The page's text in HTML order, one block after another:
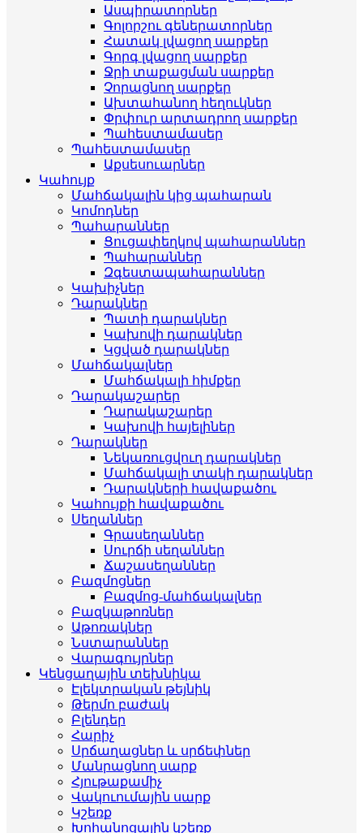
Ասպիրատորներ
Գոլորշու գեներատորներ
Հատակ լվացող սարքեր
Գորգ լվացող սարքեր
Ջրի տաքացման սարքեր
Չորացնող սարքեր
Ախտահանող հեղուկներ
Փրփուր արտադրող սարքեր
Պահեստամասեր
Պահեստամասեր
Աքսեսուարներ
Կահույք
Մահճակալին կից պահարան
Կոմոդներ
Պահարաններ
Ցուցափեղկով պահարաններ
Պահարաններ
Զգեստապահարաններ
Կախիչներ
Դարակներ
Պատի դարակներ
Կախովի դարակներ
Կցված դարակներ
Մահճակալներ
Մահճակալի հիմքեր
Դարակաշարեր
Դարակաշարեր
Կախովի հայելիներ
Դարակներ
Նեկառուցվուղ դարակներ
Մահճակալի տակի դարակներ
Դարակների հավաքածու
Կահույքի հավաքածու
Սեղաններ
Գրասեղաններ
Սուրճի սեղաններ
Ճաշասեղաններ
Բազմոցներ
Բազմոց-մահճակալներ
Բազկաթոռներ
Աթոռակներ
Նստարաններ
Վարագույրներ
Կենցաղային տեխնիկա
Էլեկտրական թեյնիկ
Թերմո բաժակ
Բլենդեր
Հարիչ
Սրճաղացներ և սրճեփներ
Մանրացնող սարք
Հյութաքամիչ
Վակուումային սարք
Կշեռք
Խոհանոցային կշեռք